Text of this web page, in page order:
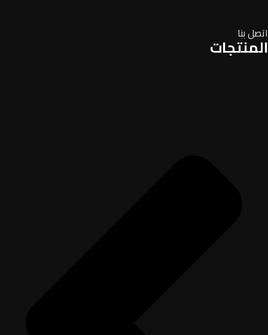
اتصل بنا
المنتجات